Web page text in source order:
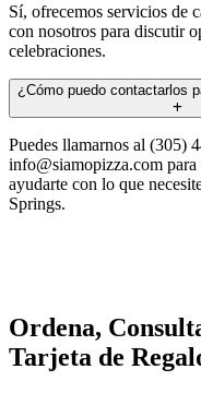
Sí, ofrecemos servicios de
con nosotros para discutir
celebraciones.
¿Cómo puedo contactarlos
Puedes llamarnos al (305)
info@siamopizza.com para
ayudarte con lo que
Springs.
Ordena,
Tarjeta de